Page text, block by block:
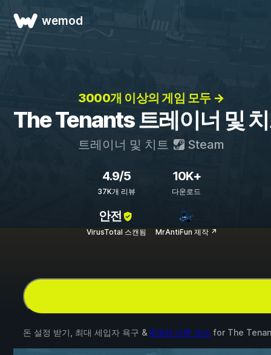
wemod
3000개 이상의 게임 모두 →
The Tenants 트레이너 및
트레이너 및 치트 Steam
4.9/5
37K개 리뷰
10K+
다운로드
안전
VirusTotal 스캔됨 MrAntiFun 제작 ↗
돈 설정 받기, 최대 세입자 욕구 & 6개의 다른 모드 for The